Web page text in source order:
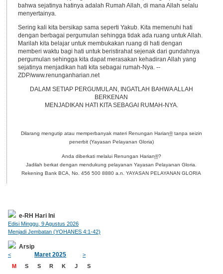
bahwa sejatinya hatinya adalah Rumah Allah, di mana Allah selalu
menyertainya.
Sering kali kita bersikap sama seperti Yakub. Kita memenuhi hati
dengan berbagai pergumulan sehingga tidak ada ruang untuk Allah.
Marilah kita belajar untuk membukakan ruang di hati dengan
memberi waktu bagi hati untuk beristirahat sejenak dari gundahnya
pergumulan sehingga kita dapat merasakan kehadiran Allah yang
sejatinya menjadikan hati kita sebagai rumah-Nya. --
ZDP/www.renunganharian.net
DALAM SETIAP PERGUMULAN, INGATLAH BAHWA ALLAH
BERKENAN
MENJADIKAN HATI KITA SEBAGAI RUMAH-NYA.
Dilarang mengutip atau memperbanyak materi Renungan Harian®tanpa seizin
penerbit (Yayasan Pelayanan Gloria)
Anda diberkati melalui Renungan Harian®?
Jadilah berkat dengan mendukung pelayanan Yayasan Pelayanan Gloria.
Rekening Bank BCA, No. 456 500 8880 a.n. YAYASAN PELAYANAN GLORIA
e-RH Hari Ini
Edisi Minggu, 9 Agustus 2026
Menjadi Jembatan (YOHANES 4:1-42)
Arsip
< Maret 2025
>
M
S S R K J S